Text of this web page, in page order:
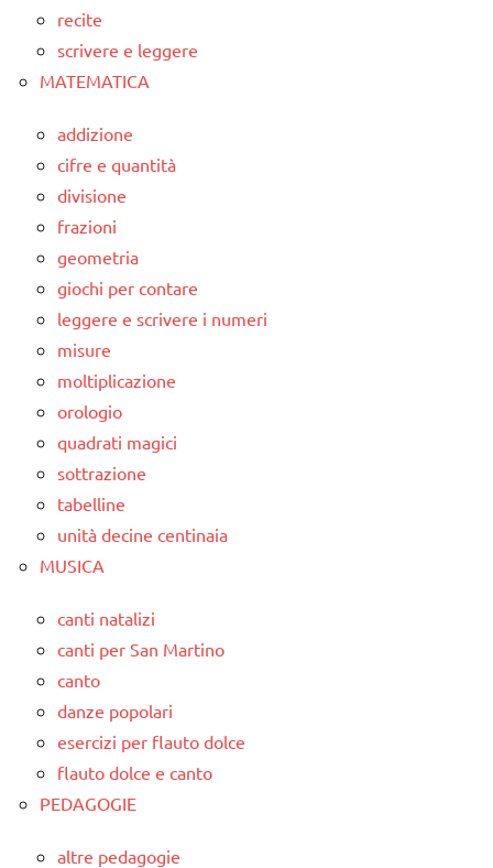
recite
scrivere e leggere
MATEMATICA
addizione
cifre e quantità
divisione
frazioni
geometria
giochi per contare
leggere e scrivere i numeri
misure
moltiplicazione
orologio
quadrati magici
sottrazione
tabelline
unità decine centinaia
MUSICA
canti natalizi
canti per San Martino
canto
danze popolari
esercizi per flauto dolce
flauto dolce e canto
PEDAGOGIE
altre pedagogie